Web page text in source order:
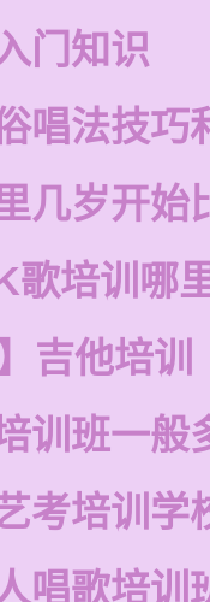
门知识
唱法技巧
几岁开始
歌培训哪
吉他培训
训班一般
考培训学
唱歌培训